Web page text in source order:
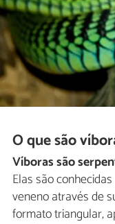
O que são
Víboras são
Elas são
veneno através de
formato triangular,